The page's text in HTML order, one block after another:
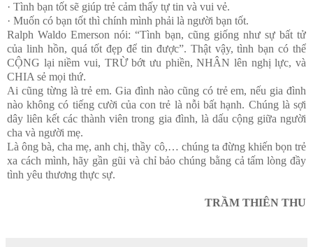
· Tình bạn tốt sẽ giúp trẻ cảm thấy tự tin và vui vẻ.
· Muốn có bạn tốt thì chính mình phải là người bạn tốt.
Ralph Waldo Emerson nói: “Tình bạn, cũng giống như sự bất tử
của linh hồn, quá tốt đẹp để tin được”. Thật vậy, tình bạn có thể
CỘNG lại niềm vui, TRỪ bớt ưu phiền, NHÂN lên nghị lực, và
CHIA sẻ mọi thứ.
Ai cũng từng là trẻ em. Gia đình nào cũng có trẻ em, nếu gia đình
nào không có tiếng cười của con trẻ là nỗi bất hạnh. Chúng là sợi
dây liên kết các thành viên trong gia đình, là dấu cộng giữa người
cha và người mẹ.
Là ông bà, cha mẹ, anh chị, thầy cô,… chúng ta đừng khiến bọn trẻ
xa cách mình, hãy gần gũi và chỉ bảo chúng bằng cả tấm lòng đầy
tình yêu thương thực sự.
TRẦM THIÊN THU